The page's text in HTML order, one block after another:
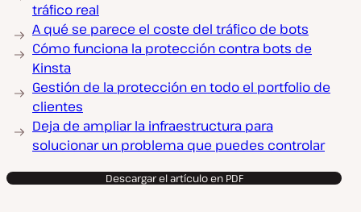
tráfico real
A qué se parece el coste del tráfico de bots
Cómo funciona la protección contra bots de
Kinsta
Gestión de la protección en todo el portfolio de
clientes
Deja de ampliar la infraestructura para
solucionar un problema que puedes controlar
Descargar el artículo en PDF